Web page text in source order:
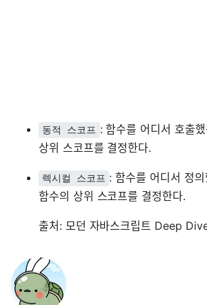
동적 스코프 : 함수를 어디서 호출
상위 스코프를 결정한다.
렉시컬 스코프 : 함수를 어디서 정
함수의 상위 스코프를 결정한다.
출처: 모던 자바스크립트 Deep